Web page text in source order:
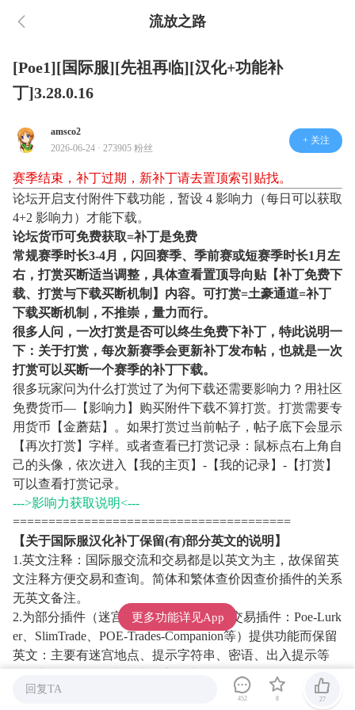
流放之路
[Poe1][国际服][先祖再临][汉化+功能补
丁]3.28.0.16
amsco2
2026-06-24 · 273905 粉丝
+ 关注
赛季结束，补丁过期，新补丁请去置顶索引贴找。
论坛开启支付附件下载功能，暂设 4 影响力（每日可以获取
4+2 影响力）才能下载。
论坛货币可免费获取=补丁是免费
常规赛季时长3-4月，闪回赛季、季前赛或短赛季时长1月左
右，打赏买断适当调整，具体查看置顶导向贴【补丁免费下
载、打赏与下载买断机制】内容。可打赏=土豪通道=补丁
下载买断机制，不推崇，量力而行。
很多人问，一次打赏是否可以终生免费下补丁，特此说明一
下：关于打赏，每次新赛季会更新补丁发布帖，也就是一次
打赏可以买断一个赛季的补丁下载。
很多玩家问为什么打赏过了为何下载还需要影响力？用社区
免费货币—【影响力】购买附件下载不算打赏。打赏需要专
用货币【金蘑菇】。如果打赏过当前帖子，帖子底下会显示
【再次打赏】字样。或者查看已打赏记录：鼠标点右上角自
己的头像，依次进入【我的主页】-【我的记录】-【打赏】
可以查看打赏记录。
--->影响力获取说明<---
=======================================
【关于国际服汉化补丁保留(有)部分英文的说明】
1.英文注释：国际服交流和交易都是以英文为主，故保留英
文注释方便交易和查询。简体和繁体查价因查价插件的关系
无英文备注。
2.为部分插件（迷宫插件：LabCompass 交易插件：Poe-Lurk
er、SlimTrade、POE-Trades-Companion等）提供功能而保留
英文：主要有迷宫地点、提示字符串、密语、出入提示等
3.因为汉化工具不支持非标字符串汉化：如界面右侧任务简
讯，具体可打开地图看任务描述进行。
回复TA
452 8 27
更多功能详见App